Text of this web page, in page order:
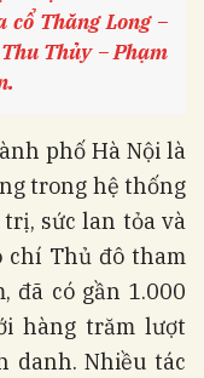
Thăng Long –
Thủy – Phạm
phố Hà Nội là
trong hệ thống
trị, sức lan tỏa và
chí Thủ đô tham
đã có gần 1.000
hàng trăm lượt
danh. Nhiều tác